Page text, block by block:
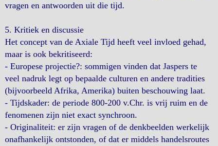
vragen en antwoorden uit die tijd.
5. Kritiek en discussie
Het concept van de Axiale Tijd heeft veel invloed gehad,
maar is ook bekritiseerd:
- Europese projectie?: sommigen vinden dat Jaspers te
veel nadruk legt op bepaalde culturen en andere tradities
(bijvoorbeeld Afrika, Amerika) buiten beschouwing laat.
- Tijdskader: de periode 800-200 v.Chr. is vrij ruim en de
fenomenen zijn niet exact synchroon.
- Originaliteit: er zijn vragen of de denkbeelden werkelijk
onafhankelijk ontstonden, of dat er middels handelsroutes